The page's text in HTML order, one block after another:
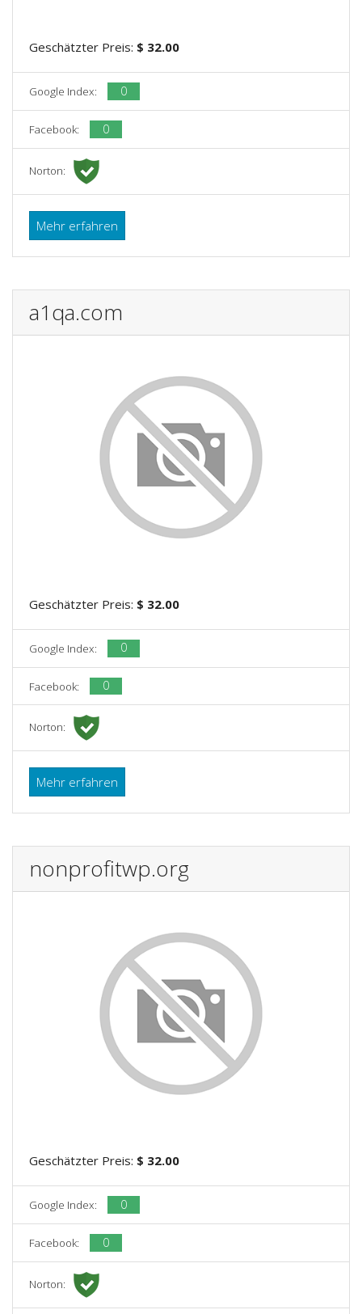
Geschätzter Preis: $ 32.00
Google Index: 0
Facebook: 0
Norton:
Mehr erfahren
a1qa.com
Geschätzter Preis: $ 32.00
Google Index: 0
Facebook: 0
Norton:
Mehr erfahren
nonprofitwp.org
Geschätzter Preis: $ 32.00
Google Index: 0
Facebook: 0
Norton: